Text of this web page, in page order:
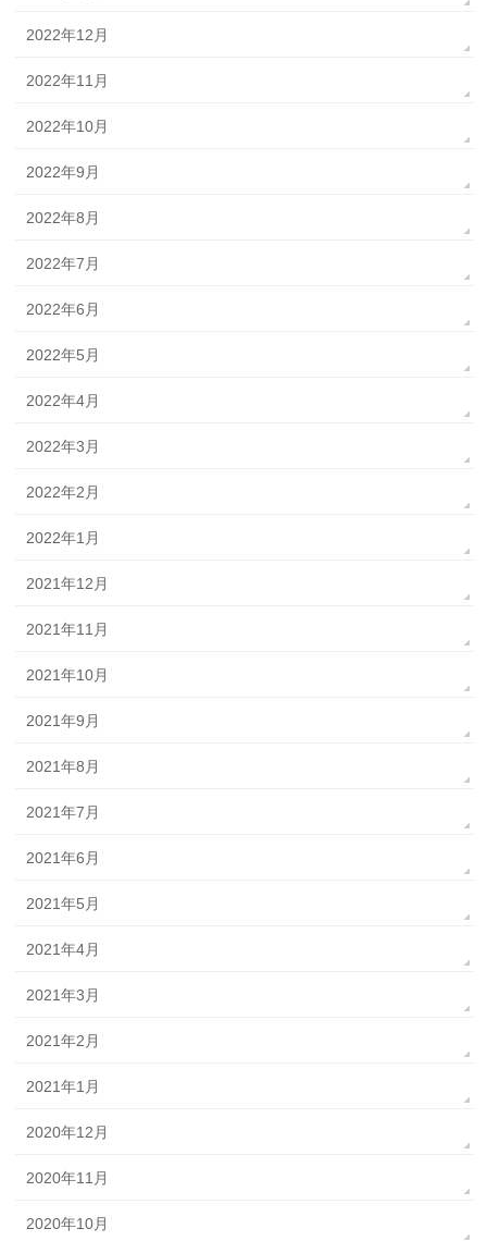
2022年12月
2022年11月
2022年10月
2022年9月
2022年8月
2022年7月
2022年6月
2022年5月
2022年4月
2022年3月
2022年2月
2022年1月
2021年12月
2021年11月
2021年10月
2021年9月
2021年8月
2021年7月
2021年6月
2021年5月
2021年4月
2021年3月
2021年2月
2021年1月
2020年12月
2020年11月
2020年10月